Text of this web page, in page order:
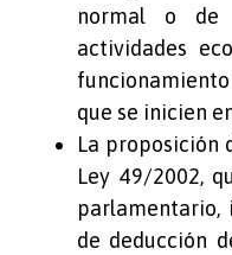
normal o de
actividades
que se inicien
La proposición
Ley 49/2002,
parlamentario,
de deducción